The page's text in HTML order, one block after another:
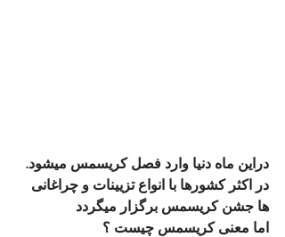
دراین ماه دنیا وارد فصل کریسمس میشود.
در اکثر کشورها با انواع تزیینات و چراغانی
ها جشن کریسمس برگزار میگردد
اما معنی کریسمس چیست ؟